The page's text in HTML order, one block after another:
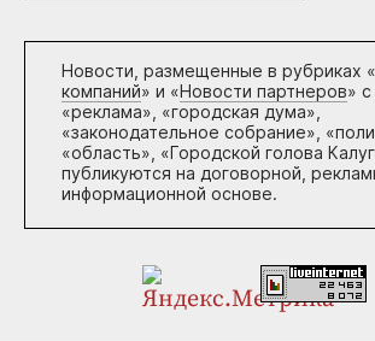
Новости, размещенные в рубриках «
компаний» и «Новости партнеров»
«реклама», «городская дума»,
«законодательное собрание»,
«область», «Городской голова
публикуются на договорной,
информационной основе.